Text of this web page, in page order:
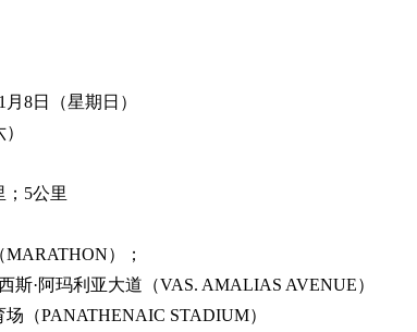
月 8日（星期日）
5公里
MARATHON）；
斯·阿玛利亚大道（VAS. AMALIAS AVENUE）
场（PANATHENAIC STADIUM）